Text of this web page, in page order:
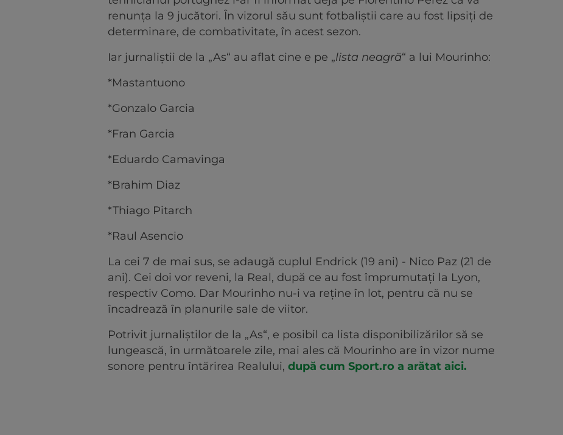
renunța la 9 jucători. În vizorul său sunt fotbaliștii care au fost lipsiți de
determinare, de combativitate, în acest sezon.
Iar jurnaliștii de la „As“ au aflat cine e pe „lista neagră“ a lui Mourinho:
*Mastantuono
*Gonzalo Garcia
*Fran Garcia
*Eduardo Camavinga
*Brahim Diaz
*Thiago Pitarch
*Raul Asencio
La cei 7 de mai sus, se adaugă cuplul Endrick (19 ani) - Nico Paz (21 de
ani). Cei doi vor reveni, la Real, după ce au fost împrumutați la Lyon,
respectiv Como. Dar Mourinho nu-i va reține în lot, pentru că nu se
încadrează în planurile sale de viitor.
Potrivit jurnaliștilor de la „As“, e posibil ca lista disponibilizărilor să se
lungească, în următoarele zile, mai ales că Mourinho are în vizor nume
sonore pentru întărirea Realului, după cum Sport.ro a arătat aici.